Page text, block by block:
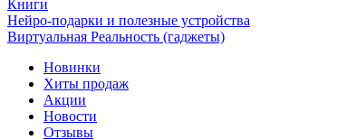
Книги
Нейро-подарки и полезные устройства
Виртуальная Реальность (гаджеты)
Новинки
Хиты продаж
Акции
Новости
Отзывы